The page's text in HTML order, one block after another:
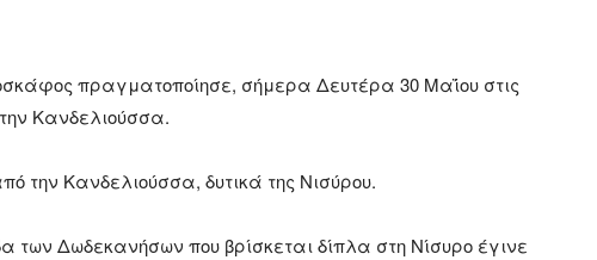
πραγματοποίησε, σήμερα Δευτέρα 30 Μαΐου στις
Κανδελιούσσα.
την Κανδελιούσσα, δυτικά της Νισύρου.
των Δωδεκανήσων που βρίσκεται δίπλα στη Νίσυρο έγινε